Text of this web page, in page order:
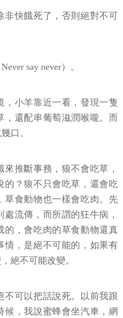
非快餓死了，否則絕對不可
say never）。
，小羊靠近一看，發現一隻
，還配串葡萄滋潤喉嚨。而
口。
推斷事務，狼不會吃草，
的？狼不只會吃草，還會吃
草食動物也一樣會吃肉。先
流傳，而所謂的狂牛病，
的，會吃肉的草食動物還真
情，是絕不可能的，如果有
絕不可能改變。
不可以把話說死。以前我跟
候，我說蜜蜂會坐汽車，網